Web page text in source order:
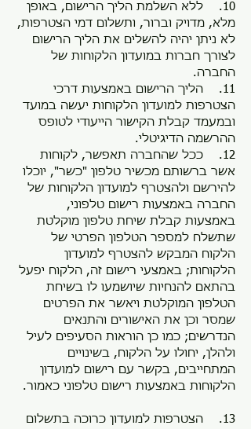
10. ללא השלמת הליך הרישום, באופן
מלא, מדויק וברור, ותשלום דמי הצטרפות,
לא ניתן יהיה להשלים את הליך הרישום
לצורך חברות במועדון הלקוחות של
החברה.
11. הליך הרישום באמצעות דרכי
הצטרפות למועדון הלקוחות יעשה במועד
ובמעמד קבלת הקישור הייעודי לטופס
ההרשמה הדיגיטלי.
12. ככל שהחברה תאפשר, לקוחות
אשר ברשותם מכשיר טלפון "כשר", יוכלו
להירשם ולהצטרף למועדון הלקוחות של
החברה באמצעות רישום טלפוני,
באמצעות קבלת שיחת טלפון מוקלטת
שתשלח למספר הטלפון הפרטי של
הלקוח המבקש להצטרף למועדון
הלקוחות; באמצעי רישום זה, הלקוח יפעל
בהתאם להנחיות שיושמעו לו בשיחת
הטלפון המוקלטת ויאשר את הפרטים
שמסר וכן את האישורים והתנאים
הנדרשים; כמו כן הוראות הסעיפים לעיל
ולהלן, יחולו על הלקוח, בשינויים
המתחייבים, בקשר עם רישום למועדון
הלקוחות באמצעות רישום טלפוני כאמור.
13. הצטרפות למועדון כרוכה בתשלום